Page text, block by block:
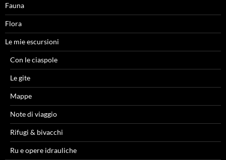
Fauna
Flora
Le mie escursioni
Con le ciaspole
Le gite
Mappe
Note di viaggio
Rifugi & bivacchi
Ru e opere idrauliche